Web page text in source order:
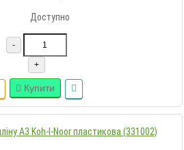
Доступно
-
+
Купити